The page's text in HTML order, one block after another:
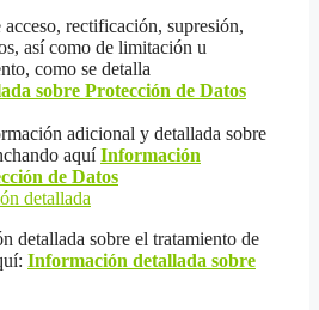
rectificación, supresión,
así como de limitación u
como se detalla
sobre Protección de Datos
adicional y detallada sobre
aquíInformación
de Datos
detallada
detallada sobre el tratamiento de
Información detallada sobre